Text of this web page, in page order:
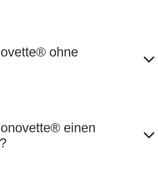
ohne
einen